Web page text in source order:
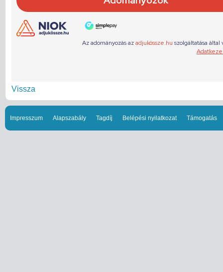
Vissza
Impresszum Alapszabály Tagdíj Belépési nyilatkozat Támogatás